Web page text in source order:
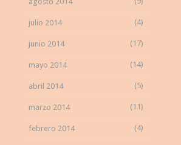
julio 2014 (4)
junio 2014 (17)
mayo 2014 (14)
abril 2014 (5)
marzo 2014 (11)
febrero 2014 (4)